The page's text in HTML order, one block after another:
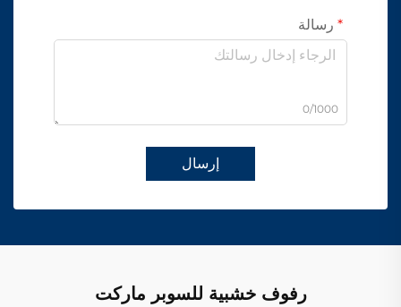
رسالة
0/1000
إرسال
رفوف خشبية للسوبر ماركت